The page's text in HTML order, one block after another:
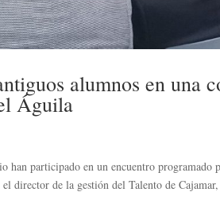
alumnos en una
Águila
han participado en un encuentro
director de la gestión del Talento de